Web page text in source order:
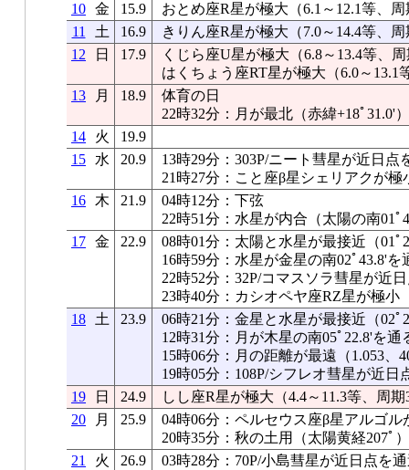
10 金 15.9
おとめ座R星が極大（6.1～12.1等、周
11
土 16.9
きりん座R星が極大（7.0～14.4等、周
12
日 17.9
くじら座U星が極大（6.8～13.4等、
はくちょう座RT星が極大（6.0～13.1
13
月 18.9
体育の日
22時32分：月が最北（赤緯+18ﾟ31.0'）
14
火
19.9
15
水 20.9
13時29分：303P/ニート彗星が近日点
21時27分：こと座β星シェリアクが極
16
木 21.9
04時12分：下弦
22時51分：水星が内合（太陽の南01
17 金 22.9
08時01分：太陽と水星が最接近（01ﾟ
16時59分：水星が金星の南02ﾟ43.8'を
22時52分：32P/コマスソラ彗星が近
23時40分：カシオペヤ座RZ星が極小
18
土 23.9
06時21分：金星と水星が最接近（02ﾟ
12時31分：月が木星の南05ﾟ22.8'を通
15時06分：月の距離が最遠（1.053、
19時05分：108P/シフレオ彗星が近日
19
日 24.9
しし座R星が極大（4.4～11.3等、周期
20
月 25.9
04時06分：ペルセウス座β星アルゴル
20時35分：秋の土用（太陽黄経207ﾟ）
21
火 26.9
03時28分：70P/小島彗星が近日点を